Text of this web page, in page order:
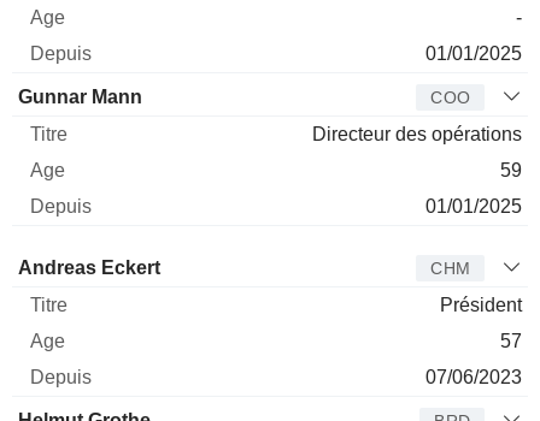
-
01/01/2025
Gunnar Mann COO
Directeur des opérations
59
01/01/2025
Administrateur Titre
Andreas Eckert CHM
Président
57
07/06/2023